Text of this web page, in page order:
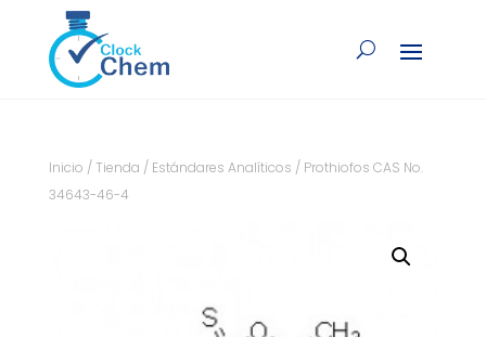
Inicio / Tienda / Estándares Analíticos / Prothiofos CAS No.
34643-46-4